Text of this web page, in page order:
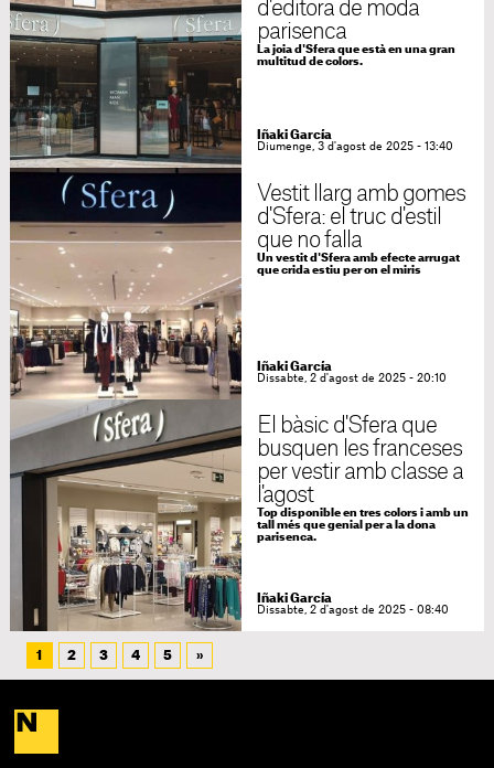
d'editora de moda
parisenca
La joia d'Sfera que està en una gran
multitud de colors.
Iñaki García
Diumenge, 3 d'agost de 2025 - 13:40
Vestit llarg amb gomes
d'Sfera: el truc d'estil
que no falla
Un vestit d'Sfera amb efecte arrugat
que crida estiu per on el miris
Iñaki García
Dissabte, 2 d'agost de 2025 - 20:10
El bàsic d'Sfera que
busquen les franceses
per vestir amb classe a
l'agost
Top disponible en tres colors i amb un
tall més que genial per a la dona
parisenca.
Iñaki García
Dissabte, 2 d'agost de 2025 - 08:40
1 2 3 4 5 »